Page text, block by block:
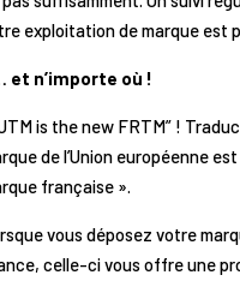
exploitation de marque est
et n’importe où !
is the new FRTM” !
de l’Union européenne
française ».
vous déposez votre
celle-ci vous offre une